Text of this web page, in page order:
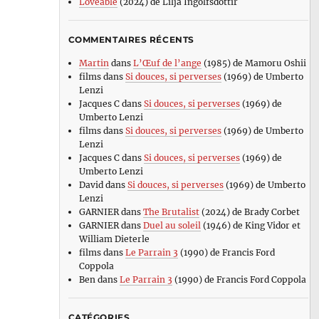
COMMENTAIRES RÉCENTS
Martin dans L’Œuf de l’ange (1985) de Mamoru Oshii
filmsdans Si douces, si perverses(1969) de Umberto
Lenzi
Jacques Cdans Si douces, si perverses(1969) de
Umberto Lenzi
filmsdans Si douces, si perverses(1969) de Umberto
Lenzi
Jacques Cdans Si douces, si perverses(1969) de
Umberto Lenzi
David dans Si douces, si perverses(1969) de Umberto
Lenzi
GARNIERdans The Brutalist(2024) de Brady Corbet
GARNIERdans Duel au soleil (1946) de King Vidor et
William Dieterle
filmsdans Le Parrain 3 (1990) de Francis Ford
Coppola
Ben dans Le Parrain 3 (1990) de Francis Ford Coppola